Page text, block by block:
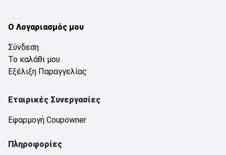
Ο Λογαριασμός μου
Σύνδεση
Το καλάθι μου
Εξέλιξη Παραγγελίας
Εταιρικές Συνεργασίες
Εφαρμογή Coupowner
Πληροφορίες